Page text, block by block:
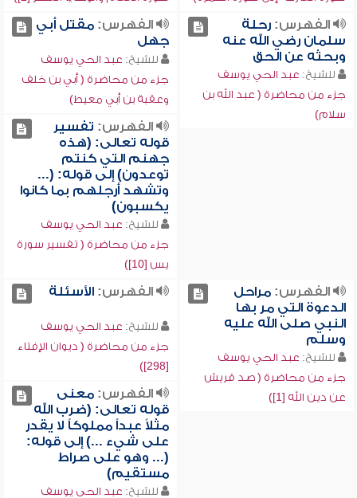
الفهرس:رحلة
سلمان رضي الله عنه
وبحثه عن الحق
للشيخ: عبد الحي يوسف
جزء من محاضرة ( عبد الله بن
سلام)
الفهرس:مقتل أبي
جهل
للشيخ: عبد الحي يوسف
جزء من محاضرة ( أبي بن خلف
وعقبة بن أبي معيط)
الفهرس: تفسير
قوله تعالى: (هذه
جهنم التي كنتم
توعدون) إلى قوله: (...
وتشهد أرجلهم بما كانوا
يكسبون)
للشيخ: عبد الحي يوسف
جزء من محاضرة ( تفسير سورة
يس [10])
الفهرس:مراحل
الدعوة التي مر بها
النبي صلى الله عليه
وسلم
للشيخ: عبد الحي يوسف
جزء من محاضرة ( صد قريش
عن دين الله [1])
الفهرس:الأسئلة
للشيخ: عبد الحي يوسف
جزء من محاضرة ( ديوان الإفتاء
[298])
الفهرس:معنى
قوله تعالى: (ضرب الله
مثلاً عبداً مملوكاً لا يقدر
على شيء ...) إلى قوله:
(... وهو على صراط
مستقيم)
للشيخ: عبد الحي يوسف